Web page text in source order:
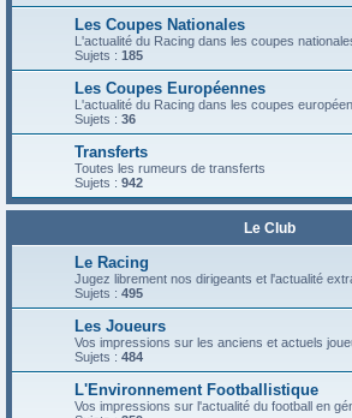
Les Coupes Nationales
L'actualité du Racing dans les coupes
Sujets : 185
Les Coupes Européennes
L'actualité du Racing dans les coupes
Sujets : 36
Transferts
Toutes les rumeurs de transferts
Sujets : 942
Le Club
Le Racing
Jugez librement nos dirigeants et l'actualité
Sujets : 495
Les Joueurs
Vos impressions sur les anciens et actuels
Sujets : 484
L'Environnement Footballistique
Vos impressions sur l'actualité du football en